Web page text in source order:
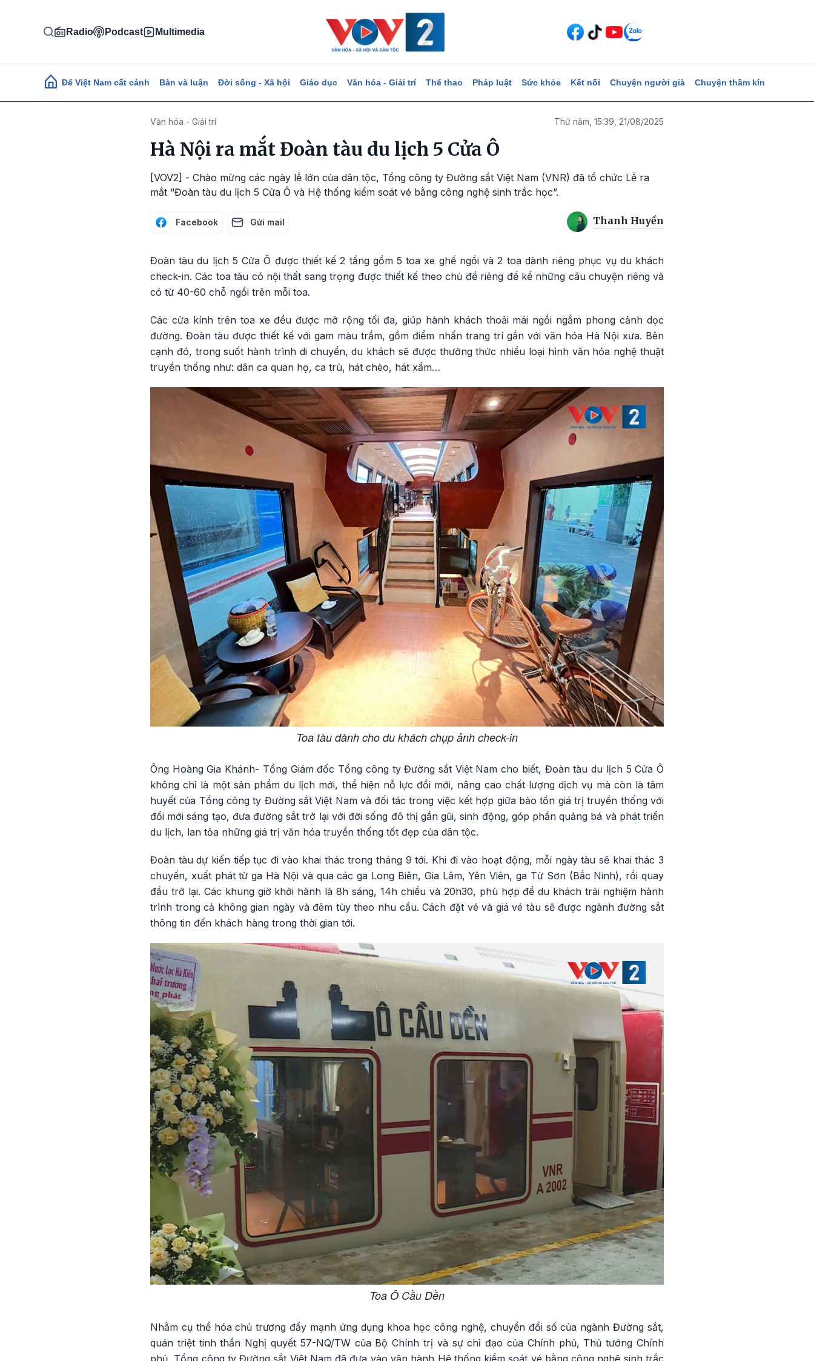
Radio Podcast Multimedia
Main navigation
Để Việt Nam cất cánh Bàn và luận Đời sống - Xã hội Giáo dục Văn hóa - Giải trí Thể thao Pháp luật Sức khỏe Kết nối Chuyện người già Chuyện thầm kín
Văn hóa - Giải trí Thứ năm, 15:39, 21/08/2025
Hà Nội ra mắt Đoàn tàu du lịch 5 Cửa Ô
[VOV2] - Chào mừng các ngày lễ lớn của dân tộc, Tổng công ty Đường sắt Việt Nam (VNR) đã tổ chức Lễ ra
mắt “Đoàn tàu du lịch 5 Cửa Ô và Hệ thống kiểm soát vé bằng công nghệ sinh trắc học”.
Facebook Gửi mail Thanh Huyền
Đoàn tàu du lịch 5 Cửa Ô được thiết kế 2 tầng gồm 5 toa xe ghế ngồi và 2 toa dành riêng phục vụ du khách
check-in. Các toa tàu có nội thất sang trọng được thiết kế theo chủ đề riêng để kể những câu chuyện riêng và
có từ 40-60 chỗ ngồi trên mỗi toa.
Các cửa kính trên toa xe đều được mở rộng tối đa, giúp hành khách thoải mái ngồi ngắm phong cảnh dọc
đường. Đoàn tàu được thiết kế với gam màu trầm, gồm điểm nhấn trang trí gắn với văn hóa Hà Nội xưa. Bên
cạnh đó, trong suốt hành trình di chuyển, du khách sẽ được thưởng thức nhiều loại hình văn hóa nghệ thuật
truyền thống như: dân ca quan họ, ca trù, hát chèo, hát xẩm…
Toa tàu dành cho du khách chụp ảnh check-in
Ông Hoàng Gia Khánh- Tổng Giám đốc Tổng công ty Đường sắt Việt Nam cho biết, Đoàn tàu du lịch 5 Cửa Ô
không chỉ là một sản phẩm du lịch mới, thể hiện nỗ lực đổi mới, nâng cao chất lượng dịch vụ mà còn là tâm
huyết của Tổng công ty Đường sắt Việt Nam và đối tác trong việc kết hợp giữa bảo tồn giá trị truyền thống với
đổi mới sáng tạo, đưa đường sắt trở lại với đời sống đô thị gần gũi, sinh động, góp phần quảng bá và phát triển
du lịch, lan tỏa những giá trị văn hóa truyền thống tốt đẹp của dân tộc.
Đoàn tàu dự kiến tiếp tục đi vào khai thác trong tháng 9 tới. Khi đi vào hoạt động, mỗi ngày tàu sẽ khai thác 3
chuyến, xuất phát từ ga Hà Nội và qua các ga Long Biên, Gia Lâm, Yên Viên, ga Từ Sơn (Bắc Ninh), rồi quay
đầu trở lại. Các khung giờ khởi hành là 8h sáng, 14h chiều và 20h30, phù hợp để du khách trải nghiệm hành
trình trong cả không gian ngày và đêm tùy theo nhu cầu. Cách đặt vé và giá vé tàu sẽ được ngành đường sắt
thông tin đến khách hàng trong thời gian tới.
Toa Ô Cầu Dền
Nhằm cụ thể hóa chủ trương đẩy mạnh ứng dụng khoa học công nghệ, chuyển đổi số của ngành Đường sắt,
quán triệt tinh thần Nghị quyết 57-NQ/TW của Bộ Chính trị và sự chỉ đạo của Chính phủ, Thủ tướng Chính
phủ, Tổng công ty Đường sắt Việt Nam đã đưa vào vận hành Hệ thống kiểm soát vé bằng công nghệ sinh trắc